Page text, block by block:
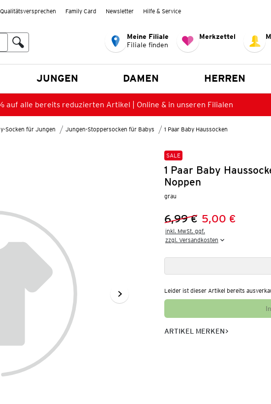
Qualitätsversprechen Family Card Newsletter Hilfe & Service
Meine Filiale
Filiale finden
Merkzettel
JUNGEN DAMEN HERREN
auf alle bereits reduzierten Artikel | Online & in unseren Filialen
Socken für Jungen Jungen-Stoppersocken für Babys 1 Paar Baby Haussocken
SALE
1 Paar Baby
Noppen
grau
Vorheriger Preis:
6,99 €
Neuer Preis:
5,00 €
inkl. MwSt. ggf.
zzgl. Versandkosten
Leider ist dieser Artikel bereits
ARTIKEL MERKEN